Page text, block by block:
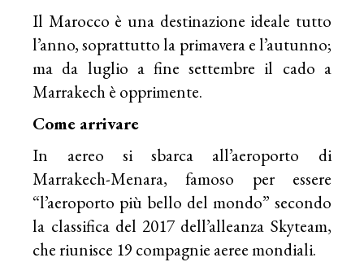
Il Marocco è una destinazione ideale tutto
l’anno, soprattutto la primavera e l’autunno;
ma da luglio a fine settembre il cado a
Marrakech è opprimente.
Come arrivare
In aereo si sbarca all’aeroporto di
Marrakech-Menara, famoso per essere
“l’aeroporto più bello del mondo” secondo
la classifica del 2017 dell’alleanza Skyteam,
che riunisce 19 compagnie aeree mondiali.